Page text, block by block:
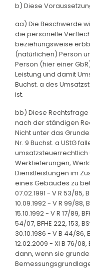
b) Diese
aa) Die Beschwerde
die personelle
beziehungsweise
(natürlichen) Person
Person (hier einer
Leistung und damit
Buchst. a des
ist.
bb) Diese
nach der ständigen
Nicht unter das
Nr. 9 Buchst. a UStG
Werklieferungen,
Dienstleistungen im
eines Gebäudes zu
07.02.1991 - V R 53/85,
10.09.1992 - V R 99/88,
15.10.1992 - V R 17/89,
54/07, BFHE 222, 153,
30.10.1986 - V B 44/86,
12.02.2009 - XI B 76/
dann, wenn sie